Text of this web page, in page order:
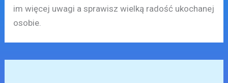
im więcej uwagi a sprawisz wielką radość ukochanej
osobie.